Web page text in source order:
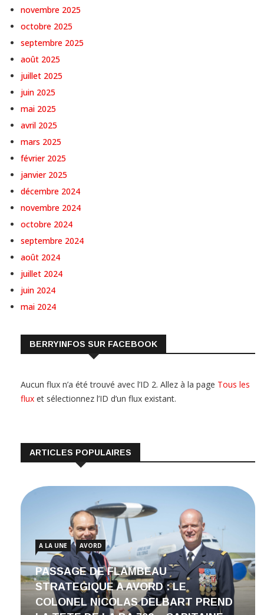
novembre 2025
octobre 2025
septembre 2025
août 2025
juillet 2025
juin 2025
mai 2025
avril 2025
mars 2025
février 2025
janvier 2025
décembre 2024
novembre 2024
octobre 2024
septembre 2024
août 2024
juillet 2024
juin 2024
mai 2024
BERRYINFOS SUR FACEBOOK
Aucun flux n’a été trouvé avec l’ID 2. Allez à la page Tous les
flux et sélectionnez l’ID d’un flux existant.
ARTICLES POPULAIRES
A LA UNE AVORD
PASSAGE DE FLAMBEAU
STRATEGIQUE A AVORD : LE
COLONEL NICOLAS DELBART PREND